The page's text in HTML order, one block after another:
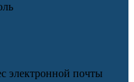
электронной почты